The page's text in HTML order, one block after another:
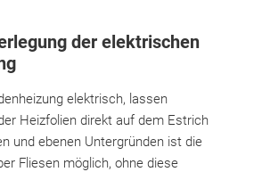
der elektrischen
elektrisch, lassen
Heizfolien direkt auf dem Estrich
und ebenen Untergründen ist die
Fliesen möglich, ohne diese